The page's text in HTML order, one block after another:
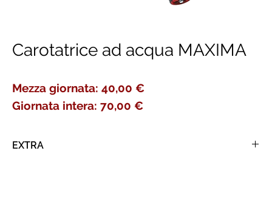
Carotatrice ad acqua MAXIMA
Mezza giornata: 40,00 €
Giornata intera: 70,00 €
EXTRA